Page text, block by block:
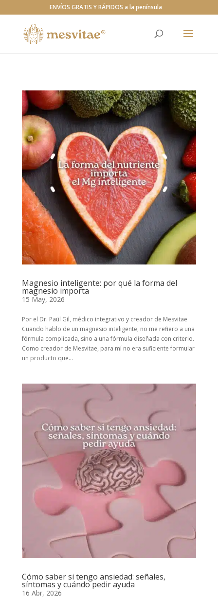
https://mesvitae.com/ENVÍOS GRATIS Y RÁPIDOS a la península
Magnesio inteligente: por qué la forma del
magnesio importa
15 May, 2026
Por el Dr. Paül Gil, médico integrativo y creador de Mesvitae
Cuando hablo de un magnesio inteligente, no me refiero a una
fórmula complicada, sino a una fórmula diseñada con criterio.
Como creador de Mesvitae, para mí no era suficiente formular
un producto que...
Cómo saber si tengo ansiedad: señales,
síntomas y cuándo pedir ayuda
16 Abr, 2026